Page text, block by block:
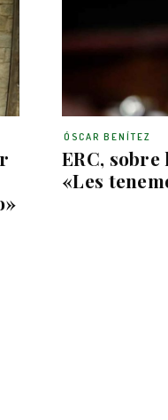
ERC,
«Les
ÓSCAR BENÍTEZ